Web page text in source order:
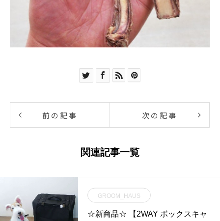
前の記事 次の記事
関連記事一覧
GROOM_HAUS
☆新商品☆ 【2WAY ボックスキャ